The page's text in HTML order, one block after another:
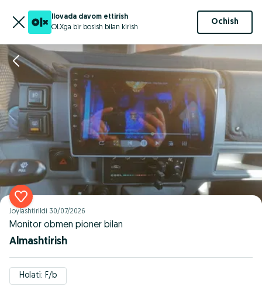
Ilovada davom ettirish
OLXga bir bosish bilan kirish
Ochish
Joylashtirildi 30/07/2026
Monitor obmen pioner bilan
Almashtirish
Holati: F/b